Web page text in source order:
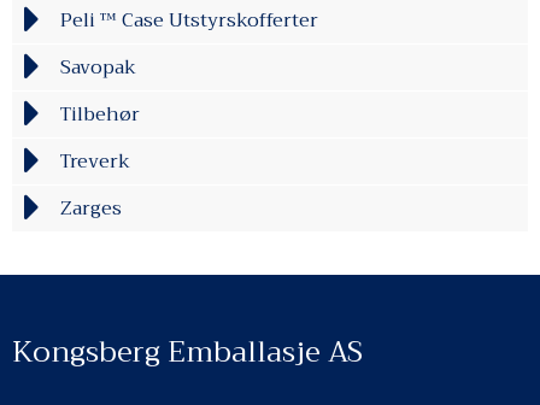
Peli ™ Case Utstyrskofferter
Savopak
Tilbehør
Treverk
Zarges
Kongsberg Emballasje AS